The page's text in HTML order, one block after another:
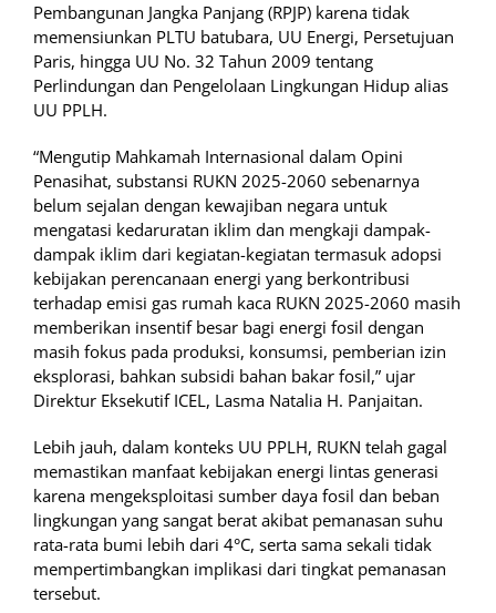
Pembangunan Jangka Panjang (RPJP) karena tidak
memensiunkan PLTU batubara, UU Energi, Persetujuan
Paris, hingga UU No. 32 Tahun 2009 tentang
Perlindungan dan Pengelolaan Lingkungan Hidup alias
UU PPLH.
“Mengutip Mahkamah Internasional dalam Opini
Penasihat, substansi RUKN 2025-2060 sebenarnya
belum sejalan dengan kewajiban negara untuk
mengatasi kedaruratan iklim dan mengkaji dampak-
dampak iklim dari kegiatan-kegiatan termasuk adopsi
kebijakan perencanaan energi yang berkontribusi
terhadap emisi gas rumah kaca RUKN 2025-2060 masih
memberikan insentif besar bagi energi fosil dengan
masih fokus pada produksi, konsumsi, pemberian izin
eksplorasi, bahkan subsidi bahan bakar fosil,” ujar
Direktur Eksekutif ICEL, Lasma Natalia H. Panjaitan.
Lebih jauh, dalam konteks UU PPLH, RUKN telah gagal
memastikan manfaat kebijakan energi lintas generasi
karena mengeksploitasi sumber daya fosil dan beban
lingkungan yang sangat berat akibat pemanasan suhu
rata-rata bumi lebih dari 4°C, serta sama sekali tidak
mempertimbangkan implikasi dari tingkat pemanasan
tersebut.